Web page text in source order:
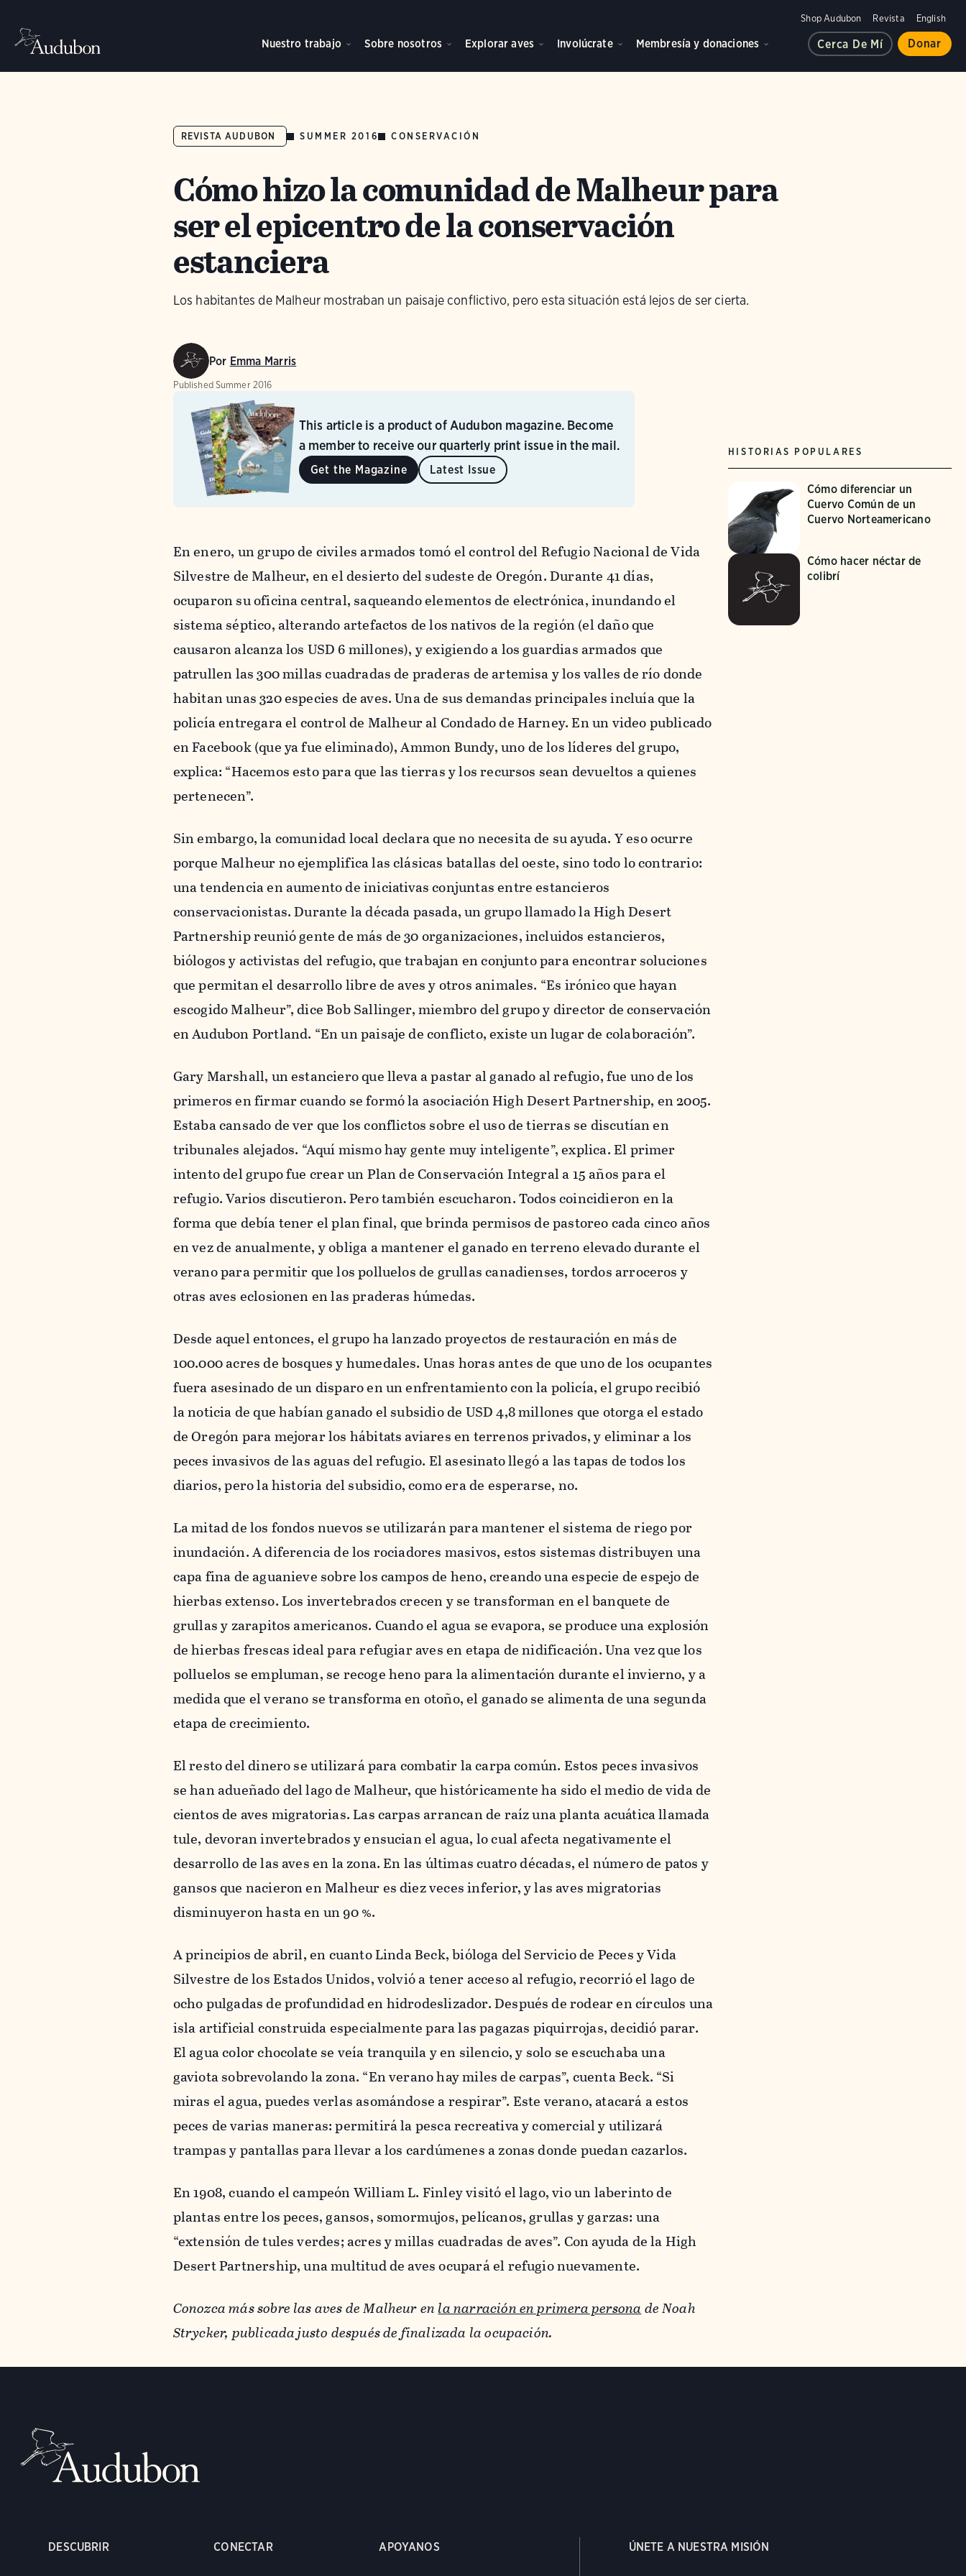
Shop Audubon Revista English
Nuestro trabajo Sobre nosotros Explorar aves Involúcrate Membresía y donaciones Cerca De Mí Donar
REVISTA AUDUBON SUMMER 2016 CONSERVACIÓN
Cómo hizo la comunidad de Malheur para
ser el epicentro de la conservación
estanciera
Los habitantes de Malheur mostraban un paisaje conflictivo, pero esta situación está lejos de ser cierta.
Por Emma Marris
Published Summer 2016
This article is a product of Audubon magazine. Become
a member to receive our quarterly print issue in the mail.
Get the Magazine Latest Issue
En enero, un grupo de civiles armados tomó el control del Refugio Nacional de Vida
Silvestre de Malheur, en el desierto del sudeste de Oregón. Durante 41 días,
ocuparon su oficina central, saqueando elementos de electrónica, inundando el
sistema séptico, alterando artefactos de los nativos de la región (el daño que
causaron alcanza los USD 6 millones), y exigiendo a los guardias armados que
patrullen las 300 millas cuadradas de praderas de artemisa y los valles de río donde
habitan unas 320 especies de aves. Una de sus demandas principales incluía que la
policía entregara el control de Malheur al Condado de Harney. En un video publicado
en Facebook (que ya fue eliminado), Ammon Bundy, uno de los líderes del grupo,
explica: “Hacemos esto para que las tierras y los recursos sean devueltos a quienes
pertenecen”.
Sin embargo, la comunidad local declara que no necesita de su ayuda. Y eso ocurre
porque Malheur no ejemplifica las clásicas batallas del oeste, sino todo lo contrario:
una tendencia en aumento de iniciativas conjuntas entre estancieros
conservacionistas. Durante la década pasada, un grupo llamado la High Desert
Partnership reunió gente de más de 30 organizaciones, incluidos estancieros,
biólogos y activistas del refugio, que trabajan en conjunto para encontrar soluciones
que permitan el desarrollo libre de aves y otros animales. “Es irónico que hayan
escogido Malheur”, dice Bob Sallinger, miembro del grupo y director de conservación
en Audubon Portland. “En un paisaje de conflicto, existe un lugar de colaboración”.
Gary Marshall, un estanciero que lleva a pastar al ganado al refugio, fue uno de los
primeros en firmar cuando se formó la asociación High Desert Partnership, en 2005.
Estaba cansado de ver que los conflictos sobre el uso de tierras se discutían en
tribunales alejados. “Aquí mismo hay gente muy inteligente”, explica. El primer
intento del grupo fue crear un Plan de Conservación Integral a 15 años para el
refugio. Varios discutieron. Pero también escucharon. Todos coincidieron en la
forma que debía tener el plan final, que brinda permisos de pastoreo cada cinco años
en vez de anualmente, y obliga a mantener el ganado en terreno elevado durante el
verano para permitir que los polluelos de grullas canadienses, tordos arroceros y
otras aves eclosionen en las praderas húmedas.
Desde aquel entonces, el grupo ha lanzado proyectos de restauración en más de
100.000 acres de bosques y humedales. Unas horas antes de que uno de los ocupantes
fuera asesinado de un disparo en un enfrentamiento con la policía, el grupo recibió
la noticia de que habían ganado el subsidio de USD 4,8 millones que otorga el estado
de Oregón para mejorar los hábitats aviares en terrenos privados, y eliminar a los
peces invasivos de las aguas del refugio. El asesinato llegó a las tapas de todos los
diarios, pero la historia del subsidio, como era de esperarse, no.
La mitad de los fondos nuevos se utilizarán para mantener el sistema de riego por
inundación. A diferencia de los rociadores masivos, estos sistemas distribuyen una
capa fina de aguanieve sobre los campos de heno, creando una especie de espejo de
hierbas extenso. Los invertebrados crecen y se transforman en el banquete de
grullas y zarapitos americanos. Cuando el agua se evapora, se produce una explosión
de hierbas frescas ideal para refugiar aves en etapa de nidificación. Una vez que los
polluelos se empluman, se recoge heno para la alimentación durante el invierno, y a
medida que el verano se transforma en otoño, el ganado se alimenta de una segunda
etapa de crecimiento.
El resto del dinero se utilizará para combatir la carpa común. Estos peces invasivos
se han adueñado del lago de Malheur, que históricamente ha sido el medio de vida de
cientos de aves migratorias. Las carpas arrancan de raíz una planta acuática llamada
tule, devoran invertebrados y ensucian el agua, lo cual afecta negativamente el
desarrollo de las aves en la zona. En las últimas cuatro décadas, el número de patos y
gansos que nacieron en Malheur es diez veces inferior, y las aves migratorias
disminuyeron hasta en un 90 %.
A principios de abril, en cuanto Linda Beck, bióloga del Servicio de Peces y Vida
Silvestre de los Estados Unidos, volvió a tener acceso al refugio, recorrió el lago de
ocho pulgadas de profundidad en hidrodeslizador. Después de rodear en círculos una
isla artificial construida especialmente para las pagazas piquirrojas, decidió parar.
El agua color chocolate se veía tranquila y en silencio, y solo se escuchaba una
gaviota sobrevolando la zona. “En verano hay miles de carpas”, cuenta Beck. “Si
miras el agua, puedes verlas asomándose a respirar”. Este verano, atacará a estos
peces de varias maneras: permitirá la pesca recreativa y comercial y utilizará
trampas y pantallas para llevar a los cardúmenes a zonas donde puedan cazarlos.
En 1908, cuando el campeón William L. Finley visitó el lago, vio un laberinto de
plantas entre los peces, gansos, somormujos, pelícanos, grullas y garzas: una
“extensión de tules verdes; acres y millas cuadradas de aves”. Con ayuda de la High
Desert Partnership, una multitud de aves ocupará el refugio nuevamente.
Conozca más sobre las aves de Malheur enla narración en primera personade Noah
Strycker, publicada justo después de finalizada la ocupación.
HISTORIAS POPULARES
Cómo diferenciar un
Cuervo Común de un
Cuervo Norteamericano
Cómo hacer néctar de
colibrí
DESCUBRIR CONECTAR APOYANOS ÚNETE A NUESTRA MISIÓN